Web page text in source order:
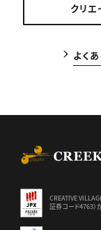
クリエ
よく
CREATIVE
証券コード4763）